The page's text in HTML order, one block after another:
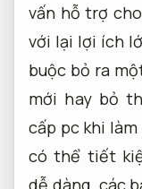
vấn hỗ trợ
với lại lợi ích
buộc bỏ ra
mới hay bỏ
cấp pc khi
có thể tiết
dễ dàng. các